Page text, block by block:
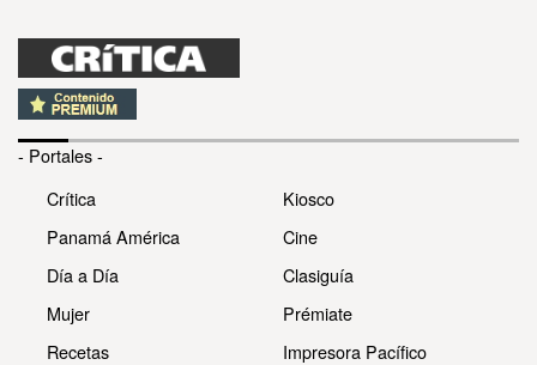
- Portales -
Crítica
Panamá América
Día a Día
Mujer
Recetas
Kiosco
Cine
Clasiguía
Prémiate
Impresora Pacífico